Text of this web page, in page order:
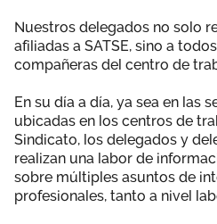
Nuestros delegados no solo
afiliadas a SATSE, sino a
compañeras del centro de
En su día a día, ya sea en las
ubicadas en los centros de
Sindicato, los delegados y
realizan una labor de
sobre múltiples asuntos de
profesionales, tanto a nivel